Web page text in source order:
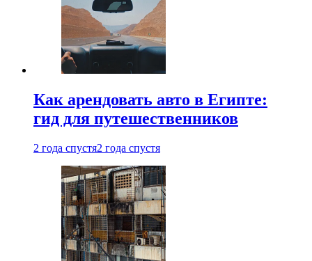
Как арендовать авто в Египте:
гид для путешественников
2 года спустя2 года спустя